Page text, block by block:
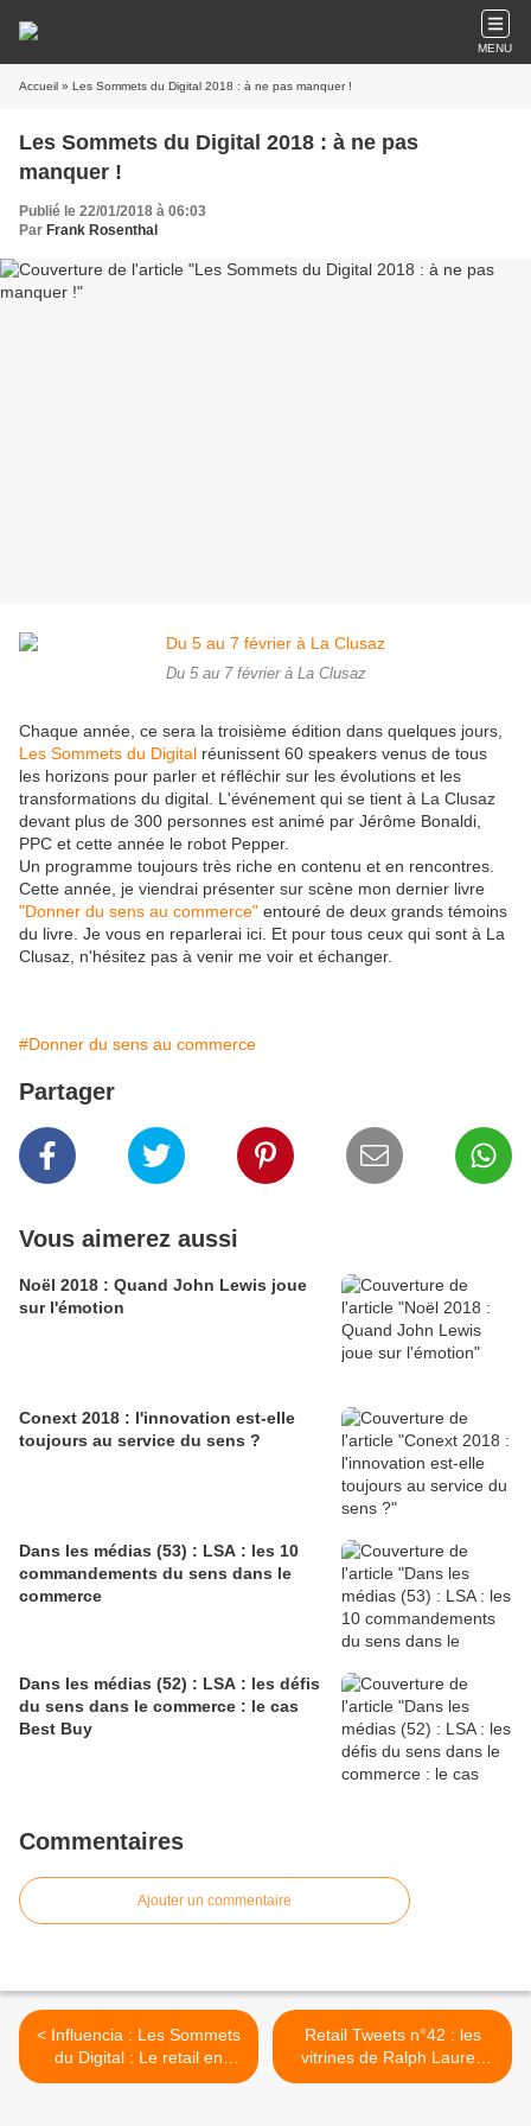
MENU
Accueil » Les Sommets du Digital 2018 : à ne pas manquer !
Les Sommets du Digital 2018 : à ne pas
manquer !
Publié le 22/01/2018 à 06:03
Par Frank Rosenthal
Du 5 au 7 février à La Clusaz
Chaque année, ce sera la troisième édition dans quelques jours,
Les Sommets du Digital réunissent 60 speakers venus de tous
les horizons pour parler et réfléchir sur les évolutions et les
transformations du digital. L'événement qui se tient à La Clusaz
devant plus de 300 personnes est animé par Jérôme Bonaldi,
PPC et cette année le robot Pepper.
Un programme toujours très riche en contenu et en rencontres.
Cette année, je viendrai présenter sur scène mon dernier livre
"Donner du sens au commerce" entouré de deux grands témoins
du livre. Je vous en reparlerai ici. Et pour tous ceux qui sont à La
Clusaz, n'hésitez pas à venir me voir et échanger.
#Donner du sens au commerce
Partager
Vous aimerez aussi
Noël 2018 : Quand John Lewis joue
sur l'émotion
Conext 2018 : l'innovation est-elle
toujours au service du sens ?
Dans les médias (53) : LSA : les 10
commandements du sens dans le
commerce
Dans les médias (52) : LSA : les défis
du sens dans le commerce : le cas
Best Buy
Commentaires
Ajouter un commentaire
< Influencia : Les Sommets
du Digital : Le retail en
recherche de sens
Retail Tweets n°42 : les
vitrines de Ralph Lauren
Paris >